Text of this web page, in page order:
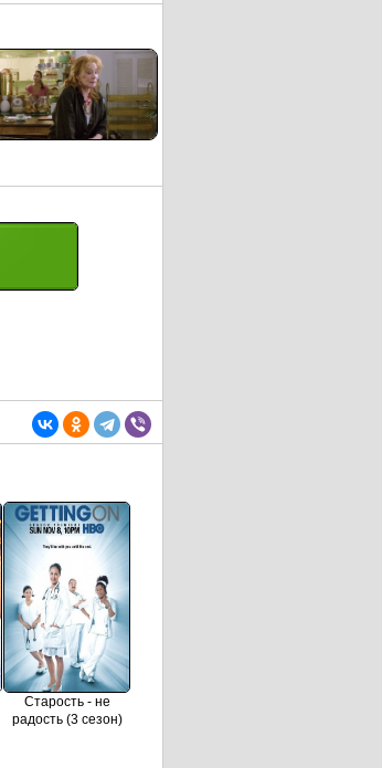
Старость - не
радость (3 сезон)